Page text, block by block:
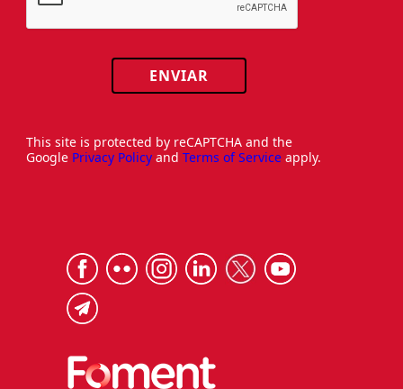
ENVIAR
This site is protected by reCAPTCHA and the
Google Privacy Policy and Terms of Service apply.